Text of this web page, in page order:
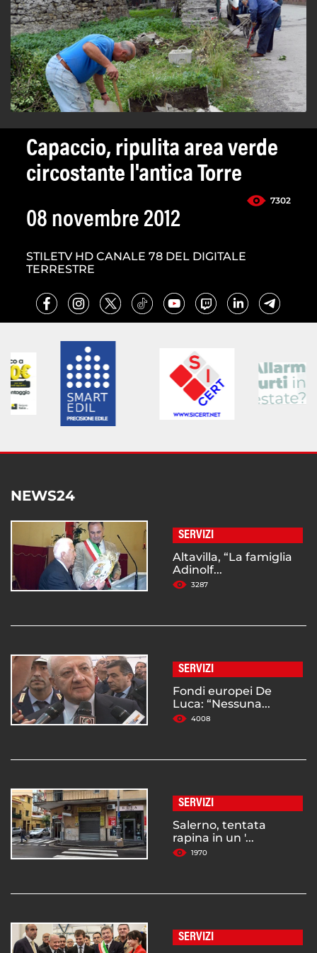
Capaccio, ripulita area verde
circostante l'antica Torre
7302
08 novembre 2012
STILETV HD CANALE 78 DEL DIGITALE
TERRESTRE
NEWS24
SERVIZI
Altavilla, “La famiglia
Adinolf...
3287
SERVIZI
Fondi europei De
Luca: “Nessuna...
4008
SERVIZI
Salerno, tentata
rapina in un '...
1970
SERVIZI